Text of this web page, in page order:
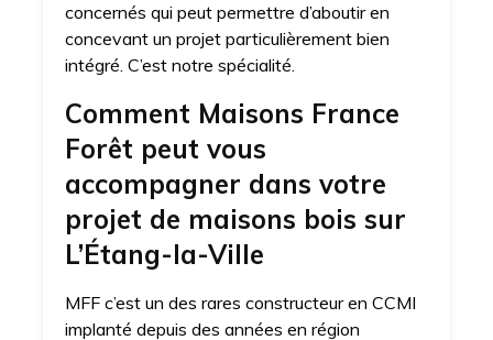
concernés qui peut permettre d’aboutir en
concevant un projet particulièrement bien
intégré. C’est notre spécialité.
Comment Maisons France
Forêt peut vous
accompagner dans votre
projet de maisons bois sur
L’Étang-la-Ville
MFF c’est un des rares constructeur en CCMI
implanté depuis des années en région